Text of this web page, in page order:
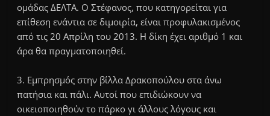
ομάδας ΔΕΛΤΑ. Ο Στέφανος, που κατηγορείται για
επίθεση ενάντια σε διμοιρία, είναι προφυλακισμένος
από τις 20 Απρίλη του 2013. Η δίκη έχει αριθμό 1 και
άρα θα πραγματοποιηθεί.
3. Εμπρησμός στην βίλλα Δρακοπούλου στα άνω
πατήσια και πάλι. Αυτοί που επιδιώκουν να
οικειοποιηθούν το πάρκο γι άλλους λόγους και